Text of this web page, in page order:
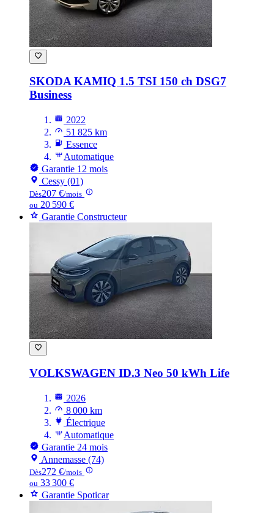
SKODA KAMIQ 1.5 TSI 150 ch DSG7
Business
2022
51 825 km
Essence
Automatique
Garantie 12 mois
Cessy (01)
Dès207 €/mois
ou 20 590 €
Garantie Constructeur
VOLKSWAGEN ID.3 Neo 50 kWh Life
2026
8 000 km
Électrique
Automatique
Garantie 24 mois
Annemasse (74)
Dès272 €/mois
ou 33 300 €
Garantie Spoticar